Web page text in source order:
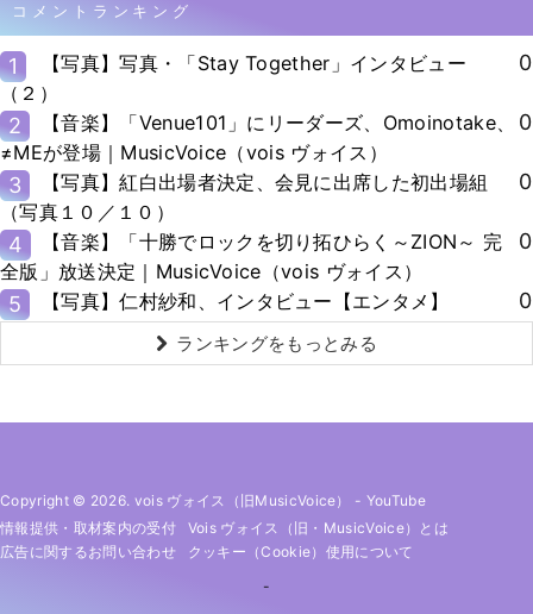
コメントランキング
1
【写真】写真・「Stay Together」インタビュー
（２）
0
2
【音楽】「Venue101」にリーダーズ、Omoinotake、
≠MEが登場｜MusicVoice（vois ヴォイス）
0
3
【写真】紅白出場者決定、会見に出席した初出場組
（写真１０／１０）
0
4
【音楽】「十勝でロックを切り拓ひらく～ZION～ 完
全版」放送決定｜MusicVoice（vois ヴォイス）
0
5 【写真】仁村紗和、インタビュー【エンタメ】 0
ランキングをもっとみる
Copyright © 2026. vois ヴォイス（旧MusicVoice） - YouTube
情報提供・取材案内の受付
Vois ヴォイス（旧・MusicVoice）とは
広告に関するお問い合わせ
クッキー（cookie）使用について
-